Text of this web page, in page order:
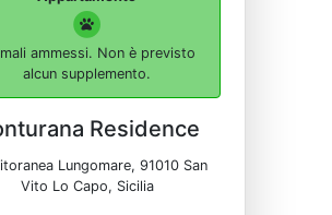
ammessi. Non è previsto
alcun supplemento.
Residence
Lungomare, 91010 San
Vito Lo Capo, Sicilia